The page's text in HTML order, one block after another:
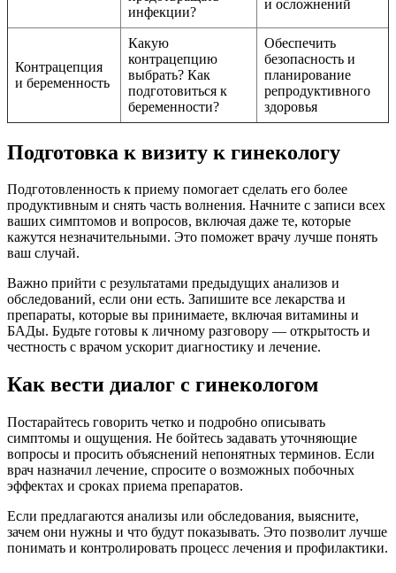
инфекции?
и осложнений
Контрацепция
и беременность
Какую
контрацепцию
выбрать? Как
подготовиться к
беременности?
Обеспечить
безопасность и
планирование
репродуктивного
здоровья
Подготовка к визиту к гинекологу
Подготовленность к приему помогает сделать его более
продуктивным и снять часть волнения. Начните с записи всех
ваших симптомов и вопросов, включая даже те, которые
кажутся незначительными. Это поможет врачу лучше понять
ваш случай.
Важно прийти с результатами предыдущих анализов и
обследований, если они есть. Запишите все лекарства и
препараты, которые вы принимаете, включая витамины и
БАДы. Будьте готовы к личному разговору — открытость и
честность с врачом ускорит диагностику и лечение.
Как вести диалог с гинекологом
Постарайтесь говорить четко и подробно описывать
симптомы и ощущения. Не бойтесь задавать уточняющие
вопросы и просить объяснений непонятных терминов. Если
врач назначил лечение, спросите о возможных побочных
эффектах и сроках приема препаратов.
Если предлагаются анализы или обследования, выясните,
зачем они нужны и что будут показывать. Это позволит лучше
понимать и контролировать процесс лечения и профилактики.